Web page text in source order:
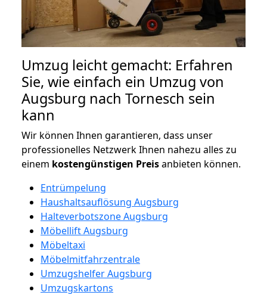
Umzug leicht gemacht: Erfahren
Sie, wie einfach ein Umzug von
Augsburg nach Tornesch sein
kann
Wir können Ihnen garantieren, dass unser
professionelles Netzwerk Ihnen nahezu alles zu
einem kostengünstigen Preisanbieten können.
Entrümpelung
Haushaltsauflösung Augsburg
Halteverbotszone Augsburg
Möbellift Augsburg
Möbeltaxi
Möbelmitfahrzentrale
Umzugshelfer Augsburg
Umzugskartons